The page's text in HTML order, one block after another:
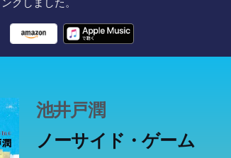
クしました。
池井戸潤
ノーサイド・ゲーム